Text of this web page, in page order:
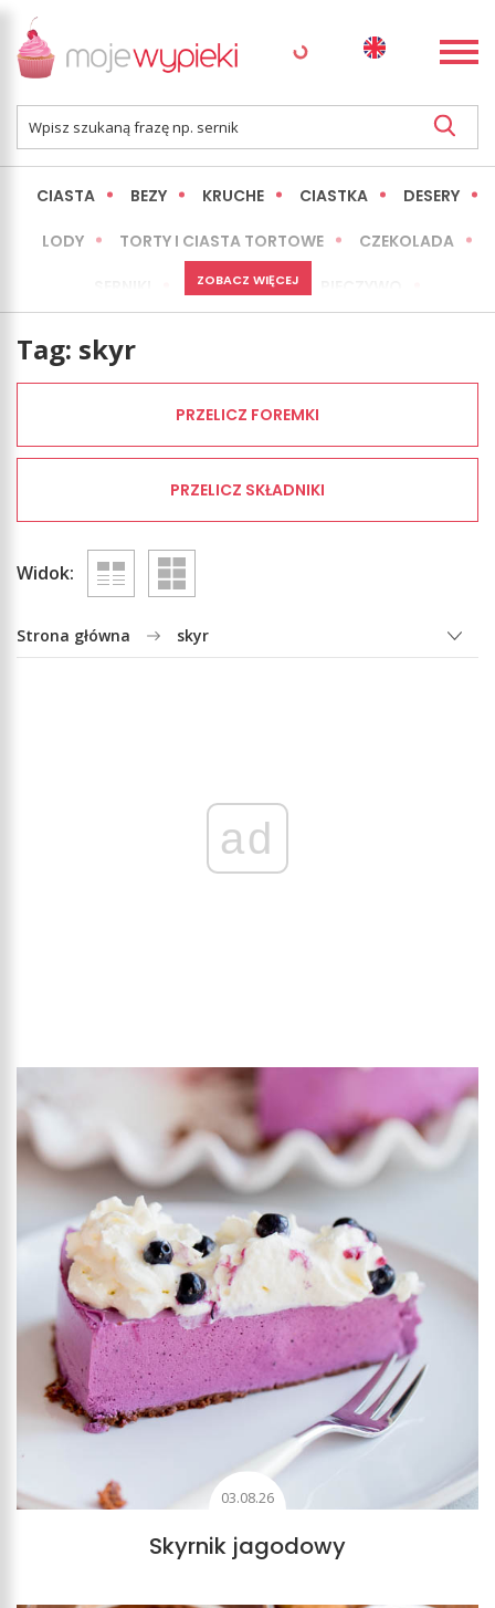
CIASTA BEZY KRUCHE CIASTKA DESERY
LODY TORTY I CIASTA TORTOWE CZEKOLADA
MINI WYPIEKI
ZOBACZ WIĘCEJ
Tag: skyr
PRZELICZ FOREMKI
PRZELICZ SKŁADNIKI
Widok:
Strona główna skyr
ad
03.08.26
Skyrnik jagodowy